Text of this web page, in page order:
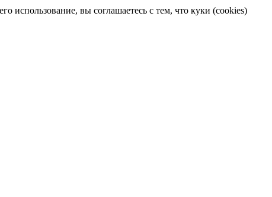
использование, вы соглашаетесь с тем, что куки (cookies)